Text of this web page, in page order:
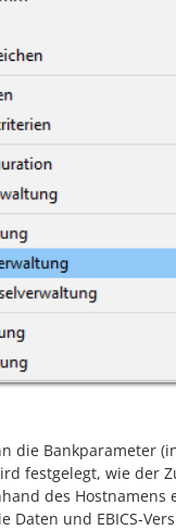
die Bankparameter
festgelegt, wie der
des Hostnamens
Daten und EBICS-